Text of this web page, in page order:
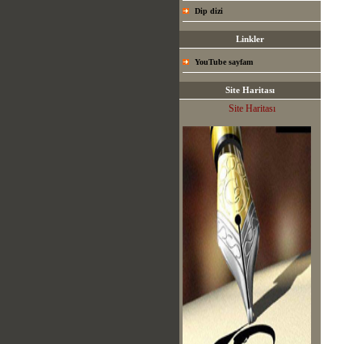
Dip dizi
Linkler
YouTube sayfam
Site Haritası
Site Haritası